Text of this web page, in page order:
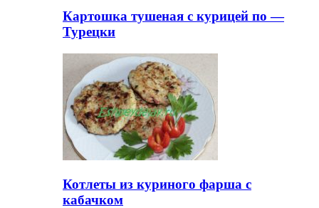
Картошка тушеная с курицей по —
Турецки
Котлеты из куриного фарша с
кабачком